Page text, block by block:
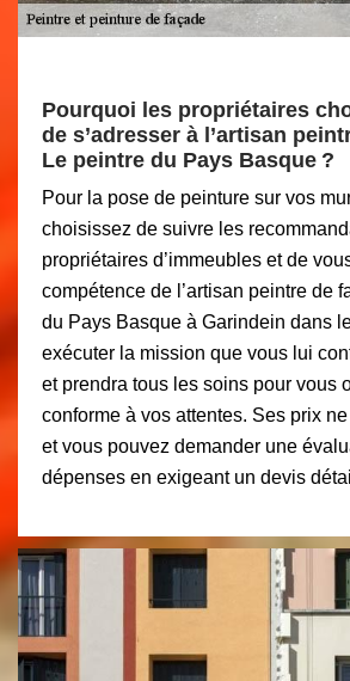
Pourquoi les propriétaires
de s’adresser à l’artisan
Le peintre du Pays Basque ?
Pour la pose de peinture sur vos
choisissez de suivre les
propriétaires d’immeubles et de
compétence de l’artisan peintre de
du Pays Basque à Garindein dans
exécuter la mission que vous lui
et prendra tous les soins pour vous
conforme à vos attentes. Ses prix
et vous pouvez demander une
dépenses en exigeant un devis